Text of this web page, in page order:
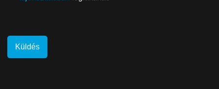
Küldés